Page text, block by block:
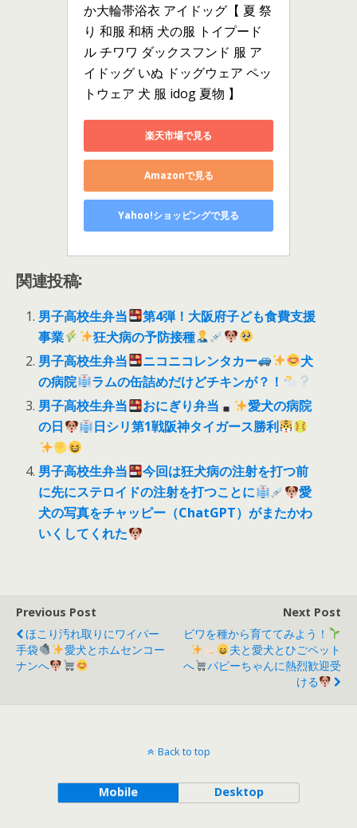
か大輪帯浴衣 アイドッグ【 夏 祭
り 和服 和柄 犬の服 トイプード
ル チワワ ダックスフンド 服 ア
イドッグ いぬ ドッグウェア ペッ
トウェア 犬 服 idog 夏物 】
楽天市場で見る
Amazonで見る
Yahoo!ショッピングで見る
関連投稿:
男子高校生弁当
第4弾！大阪府子ども食費支援
事業
狂犬病の予防接種
男子高校生弁当
ニコニコレンタカー
犬
の病院
ラムの缶詰めだけどチキンが？！
男子高校生弁当
おにぎり弁当
愛犬の病院
の日
日シリ第1戦阪神タイガース勝利
男子高校生弁当
今回は狂犬病の注射を打つ前
に先にステロイドの注射を打つことに
愛
犬の写真をチャッピー（ChatGPT）がまたかわ
いくしてくれた
Previous Post
ほこり汚れ取りにワイパー
手袋
愛犬とホムセンコー
ナンへ
Next Post
ビワを種から育ててみよう！
夫と愛犬とひごペット
へ
パピーちゃんに熱烈歓迎受
ける
Back to top
Mobile Desktop